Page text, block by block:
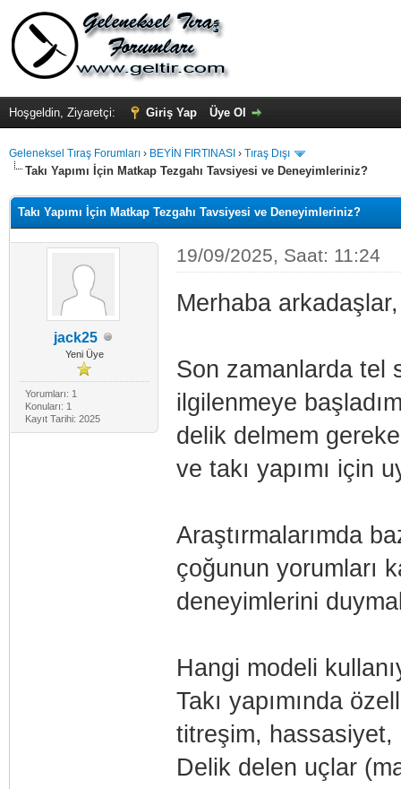
Hoşgeldin, Ziyaretçi: Giriş Yap Üye Ol
Geleneksel Tıraş Forumları › BEYİN FIRTINASI › Tıraş Dışı
Takı Yapımı İçin Matkap Tezgahı Tavsiyesi ve Deneyimleriniz?
Takı Yapımı İçin Matkap Tezgahı Tavsiyesi ve Deneyimleriniz?
jack25
Yeni Üye
Yorumları: 1
Konuları: 1
Kayıt Tarihi: 2025
19/09/2025, Saat: 11:24
Merhaba arkadaşlar,
Son zamanlarda tel
ilgilenmeye
delik delmem
ve takı yapımı için
Araştırmalarımda
çoğunun yorumları
deneyimlerini
Hangi modeli
Takı yapımında
titreşim, hassasiyet,
Delik delen uçlar